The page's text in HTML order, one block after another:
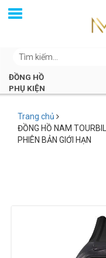
ĐỒNG HỒ
PHỤ KIỆN
Trang chủ
ĐỒNG HỒ NAM
PHIÊN BẢN GIỚI HẠN